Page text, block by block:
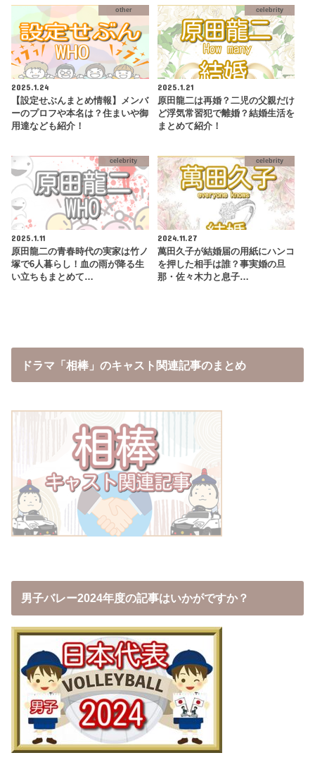
other
2025.1.24
【設定せぶんまとめ情報】メンバ
ーのプロフや本名は？住まいや御
用達なども紹介！
celebrity
2025.1.21
原田龍二は再婚？二児の父親だけ
ど浮気常習犯で離婚？結婚生活を
まとめて紹介！
celebrity
2025.1.11
原田龍二の青春時代の実家は竹ノ
塚で6人暮らし！血の雨が降る生
い立ちもまとめて…
celebrity
2024.11.27
萬田久子が結婚届の用紙にハンコ
を押した相手は誰？事実婚の旦
那・佐々木力と息子…
ドラマ「相棒」のキャスト関連記事のまとめ
男子バレー2024年度の記事はいかがですか？